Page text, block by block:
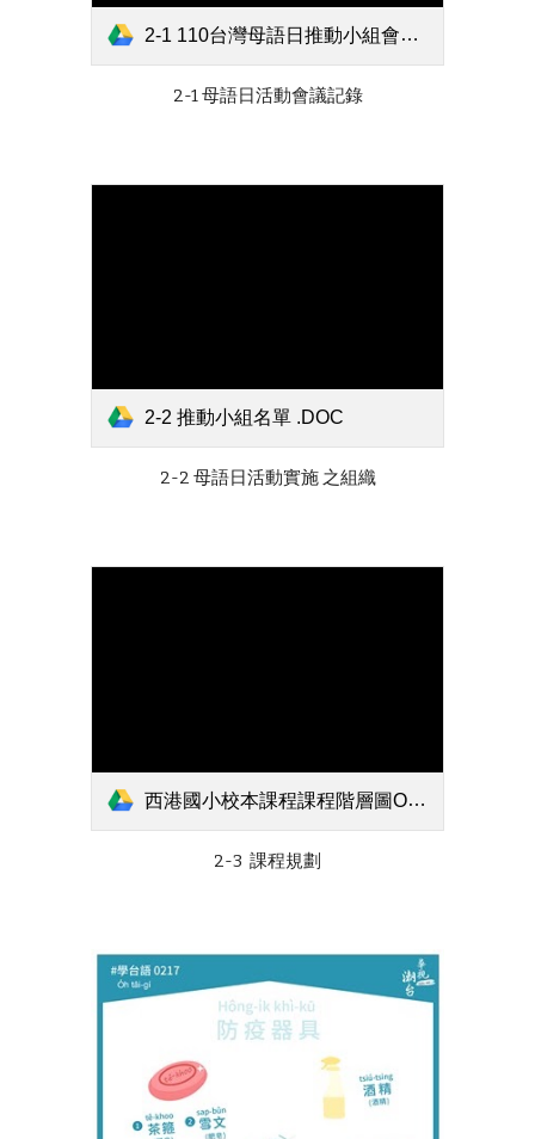
2-1 110台灣母語日推動小組會議紀錄.docx
2-1 母語日活動會議記錄
2-2 推動小組名單 .DOC
2-2 母語日活動實施 之組織
西港國小校本課程課程階層圖OK.pdf
2-3  課程規劃